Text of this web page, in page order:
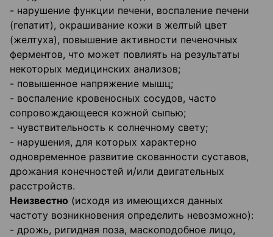
- нарушение функции печени, воспаление печени
(гепатит), окрашивание кожи в желтый цвет
(желтуха), повышение активности печеночных
ферментов, что может повлиять на результаты
некоторых медицинских анализов;
- повышенное напряжение мышц;
- воспаление кровеносных сосудов, часто
сопровождающееся кожной сыпью;
- чувствительность к солнечному свету;
- нарушения, для которых характерно
одновременное развитие скованности суставов,
дрожания конечностей и/или двигательных
расстройств.
Неизвестно (исходя из имеющихся данных
частоту возникновения определить невозможно):
- дрожь, ригидная поза, маскоподобное лицо,